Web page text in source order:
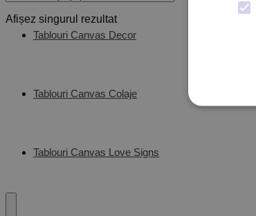
Tablouri Canvas Decor
Tablouri Canvas Colaje
Tablouri Canvas Love Signs
Afișez singurul rezultat